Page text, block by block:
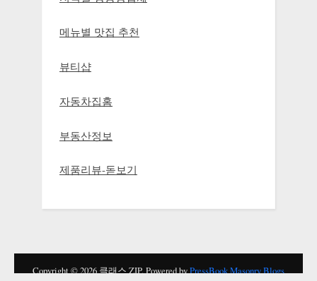
메뉴별 맛집 추천
뷰티샵
자동차집홈
부동산정보
제품리뷰-돋보기
Copyright © 2026 클래스 ZIP.Powered byPressBook Masonry Blogs